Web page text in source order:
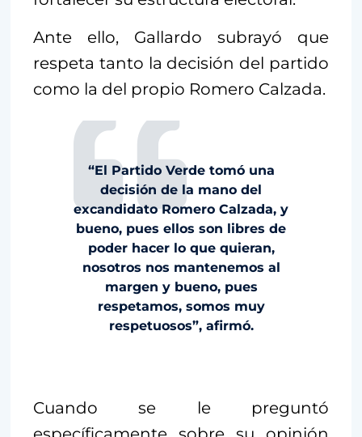
Ante ello, Gallardo subrayó que
respeta tanto la decisión del partido
como la del propio Romero Calzada.
“El Partido Verde tomó una
decisión de la mano del
excandidato Romero Calzada, y
bueno, pues ellos son libres de
poder hacer lo que quieran,
nosotros nos mantenemos al
margen y bueno, pues
respetamos, somos muy
respetuosos”, afirmó.
Cuando se le preguntó